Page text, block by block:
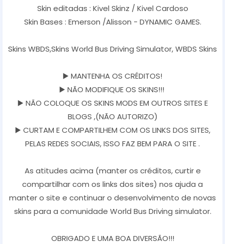
Skin editadas : Kivel Skinz / Kivel Cardoso
Skin Bases : Emerson /Alisson - DYNAMIC GAMES.
Skins WBDS,Skins World Bus Driving Simulator, WBDS Skins
▶️ MANTENHA OS CRÉDITOS!
▶️ NÃO MODIFIQUE OS SKINS!!!
▶️ NÃO COLOQUE OS SKINS MODS EM OUTROS SITES E
BLOGS ,(NÃO AUTORIZO)
▶️ CURTAM E COMPARTILHEM COM OS LINKS DOS SITES,
PELAS REDES SOCIAIS, ISSO FAZ BEM PARA O SITE .
As atitudes acima (manter os créditos, curtir e
compartilhar com os links dos sites) nos ajuda a
manter o site e continuar o desenvolvimento de novas
skins para a comunidade World Bus Driving simulator.
OBRIGADO E UMA BOA DIVERSÃO!!!